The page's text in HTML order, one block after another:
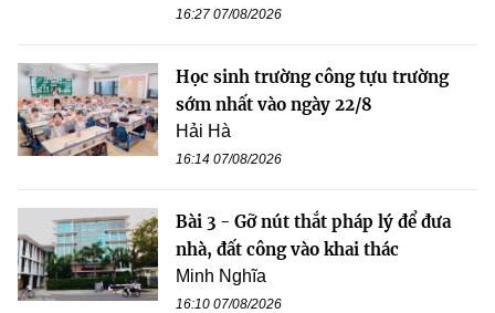
16:27 07/08/2026
Học sinh trường công tựu trường
sớm nhất vào ngày 22/8
Hải Hà
16:14 07/08/2026
Bài 3 - Gỡ nút thắt pháp lý để đưa
nhà, đất công vào khai thác
Minh Nghĩa
16:10 07/08/2026